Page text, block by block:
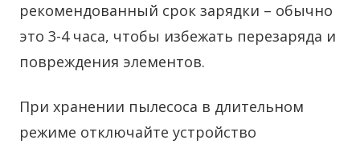
рекомендованный срок зарядки – обычно
это 3-4 часа, чтобы избежать перезаряда и
повреждения элементов.
При хранении пылесоса в длительном
режиме отключайте устройство